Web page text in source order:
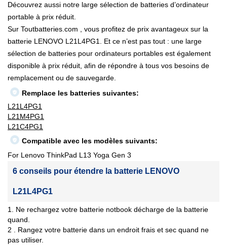
Découvrez aussi notre large sélection de batteries d’ordinateur
portable à prix réduit.
Sur Toutbatteries.com , vous profitez de prix avantageux sur la
batterie LENOVO L21L4PG1. Et ce n’est pas tout : une large
sélection de batteries pour ordinateurs portables est également
disponible à prix réduit, afin de répondre à tous vos besoins de
remplacement ou de sauvegarde.
Remplace les batteries suivantes:
L21L4PG1
L21M4PG1
L21C4PG1
Compatible avec les modèles suivants:
For Lenovo ThinkPad L13 Yoga Gen 3
6 conseils pour étendre la batterie LENOVO
L21L4PG1
1. Ne rechargez votre batterie notbook décharge de la batterie
quand.
2 . Rangez votre batterie dans un endroit frais et sec quand ne
pas utiliser.